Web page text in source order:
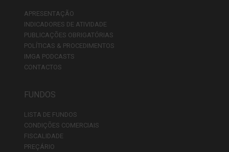
APRESENTAÇÃO
INDICADORES DE ATIVIDADE
PUBLICAÇÕES OBRIGATÓRIAS
POLÍTICAS & PROCEDIMENTOS
IMGA PODCASTS
CONTACTOS
FUNDOS
LISTA DE FUNDOS
CONDIÇÕES COMERCIAIS
FISCALIDADE
PREÇÁRIO